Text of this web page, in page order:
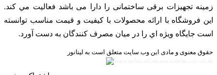
زمینه تجهیزات برقی ساختمانی را دارا می باشد فعالیت مي کند.
اين فروشگاه با ارائه محصولات با کيفيت و قيمت مناسب توانسته
است جايگاه ويژه اي را در ميان مصرف کنندگان به دست آورد.
حقوق معنوی و مادی این وب سایت متعلق است به لینانور